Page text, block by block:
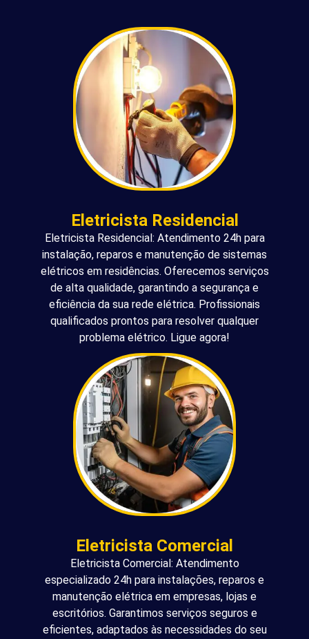
Eletricista Residencial
Eletricista Residencial: Atendimento 24h para
instalação, reparos e manutenção de sistemas
elétricos em residências. Oferecemos serviços
de alta qualidade, garantindo a segurança e
eficiência da sua rede elétrica. Profissionais
qualificados prontos para resolver qualquer
problema elétrico. Ligue agora!
Eletricista Comercial
Eletricista Comercial: Atendimento
especializado 24h para instalações, reparos e
manutenção elétrica em empresas, lojas e
escritórios. Garantimos serviços seguros e
eficientes, adaptados às necessidades do seu